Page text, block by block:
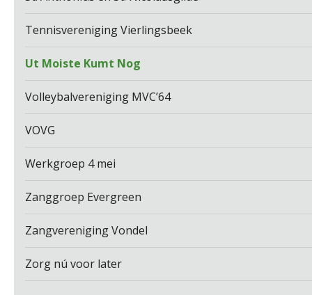
Tennisvereniging Vierlingsbeek
Ut Moiste Kumt Nog
Volleybalvereniging MVC’64
VOVG
Werkgroep 4 mei
Zanggroep Evergreen
Zangvereniging Vondel
Zorg nú voor later